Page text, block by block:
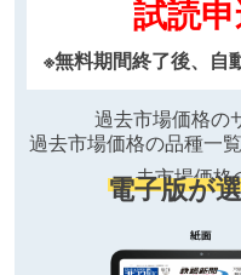
試読
※無料期間終了後、自
過去市場価格の
過去市場価格の品種一
去市場価格
電子版が